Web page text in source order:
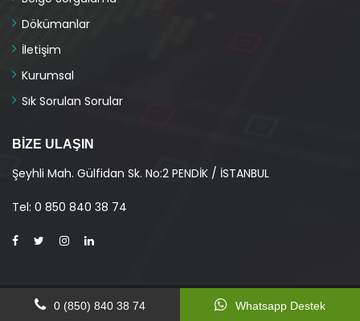
Dökümanlar
İletişim
Kurumsal
Sık Sorulan Sorular
BIZE ULAŞIN
Şeyhli Mah. Gülfidan Sk. No:2 PENDİK / İSTANBUL
Tel: 0 850 840 38 74
© 2020 AtacertTüm Hakları Saklıdır.
0 (850) 840 38 74 Whatsapp Destek